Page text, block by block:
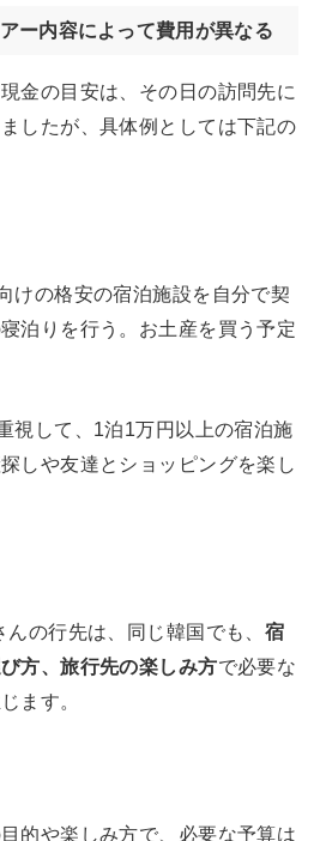
ー内容によって費用が異なる
金の目安は、その日の訪問先に
したが、具体例としては下記の
けの格安の宿泊施設を自分で契
泊りを行う。お土産を買う予定
視して、1泊1万円以上の宿泊施
しや友達とショッピングを楽し
の行先は、同じ韓国でも、 宿
方、旅行先の楽しみ方で必要な
ます。
的や楽しみ方で、必要な予算は